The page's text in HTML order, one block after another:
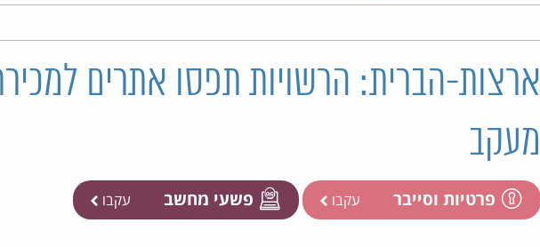
ארצות-הברית: הרשויות תפסו אתרים
מעקב
פרטיות וסייבר עקבו פשעי מחשב עקבו